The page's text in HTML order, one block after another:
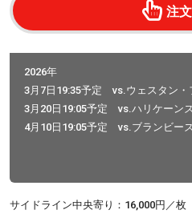
注
2026年
3月7日19:35予定 vs.ウェスタン・
3月20日19:05予定 vs.ハリケーン
4月10日19:05予定 vs.ブランビー
サイドライン中央寄り：16,000円／